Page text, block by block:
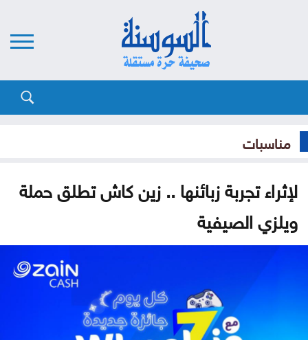
مناسبات
لإثراء تجربة زبائنها .. زين كاش تطلق حملة
ويلزي الصيفية